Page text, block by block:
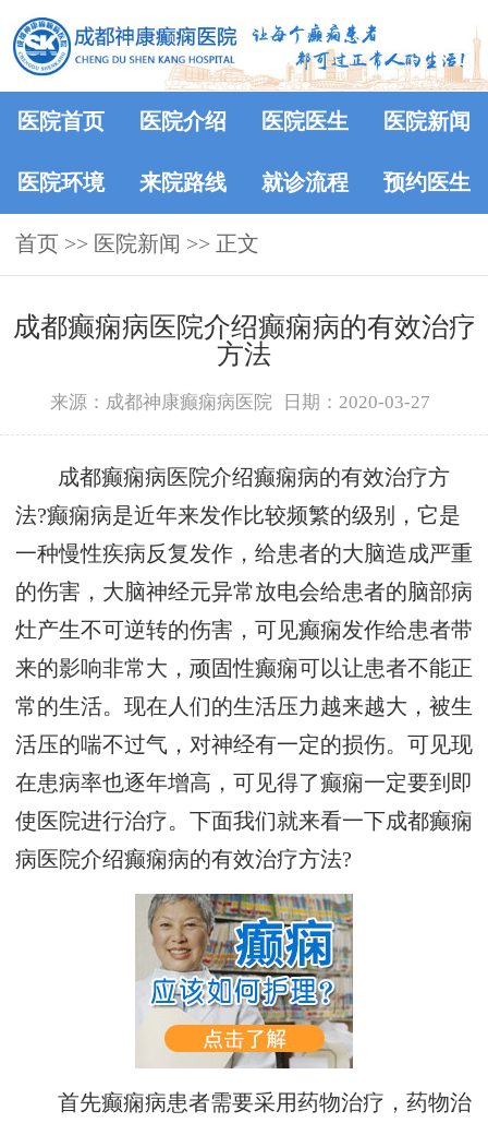
医院首页 医院介绍 医院医生 医院新闻
医院环境 来院路线 就诊流程 预约医生
首页 >> 医院新闻 >> 正文
成都癫痫病医院介绍癫痫病的有效治疗
方法
来源：成都神康癫痫病医院 日期：2020-03-27
成都癫痫病医院介绍癫痫病的有效治疗方
法?癫痫病是近年来发作比较频繁的级别，它是
一种慢性疾病反复发作，给患者的大脑造成严重
的伤害，大脑神经元异常放电会给患者的脑部病
灶产生不可逆转的伤害，可见癫痫发作给患者带
来的影响非常大，顽固性癫痫可以让患者不能正
常的生活。现在人们的生活压力越来越大，被生
活压的喘不过气，对神经有一定的损伤。可见现
在患病率也逐年增高，可见得了癫痫一定要到即
使医院进行治疗。下面我们就来看一下成都癫痫
病医院介绍癫痫病的有效治疗方法?
首先癫痫病患者需要采用药物治疗，药物治